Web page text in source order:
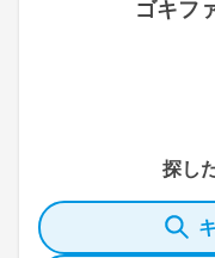
ゴキフ
探し